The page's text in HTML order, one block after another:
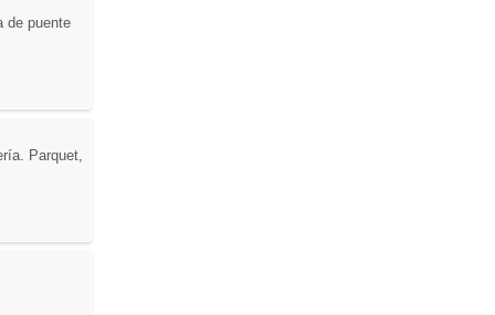
de puente
Parquet,